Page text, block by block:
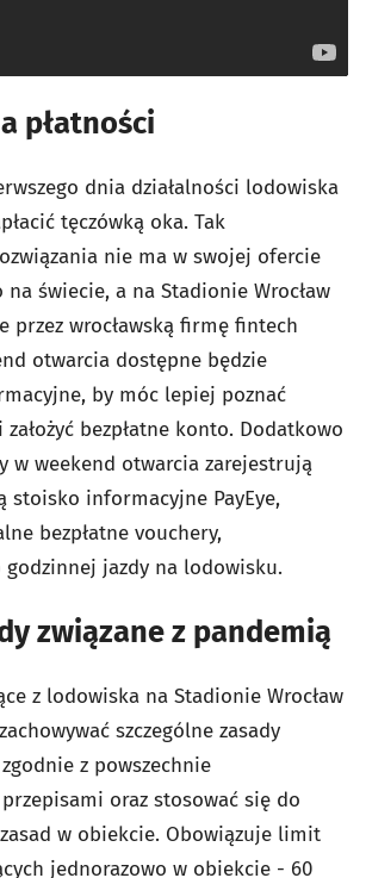
płatności
dnia działalności lodowiska
tęczówką oka. Tak
nie ma w swojej ofercie
świecie, a na Stadionie Wrocław
przez wrocławską firmę fintech
otwarcia dostępne będzie
by móc lepiej poznać
bezpłatne konto. Dodatkowo
w weekend otwarcia zarejestrują
stoisko informacyjne PayEye,
bezpłatne vouchery,
jazdy na lodowisku.
związane z pandemią
z lodowiska na Stadionie Wrocław
szczególne zasady
z powszechnie
oraz stosować się do
w obiekcie. Obowiązuje limit
jednorazowo w obiekcie - 60